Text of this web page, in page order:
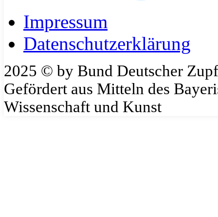
Impressum
Datenschutzerklärung
2025 © by Bund Deutscher
Gefördert aus Mitteln des
Wissenschaft und Kunst